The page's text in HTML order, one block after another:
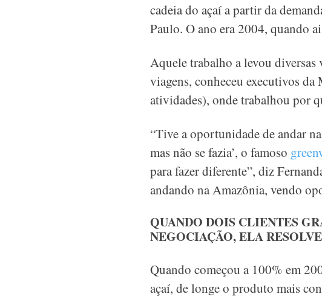
cadeia do açaí a partir da
Paulo. O ano era 2004, quando
Aquele trabalho a levou diversas
viagens, conheceu executivos
atividades), onde trabalhou por
“Tive a oportunidade de andar
mas não se fazia’, o famoso
para fazer diferente”, diz
andando na Amazônia, vendo
QUANDO DOIS CLIENTES
NEGOCIAÇÃO, ELA
Quando começou a 100% em
açaí, de longe o produto mais